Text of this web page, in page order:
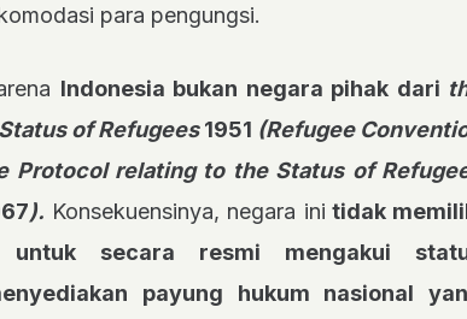
para pengungsi.
Indonesia bukan negara pihak dari
of Refugees1951 (Refugee
Protocol relating to the Status of
). Konsekuensinya, negara ini tidak
untuk secara resmi mengakui
payung hukum nasional